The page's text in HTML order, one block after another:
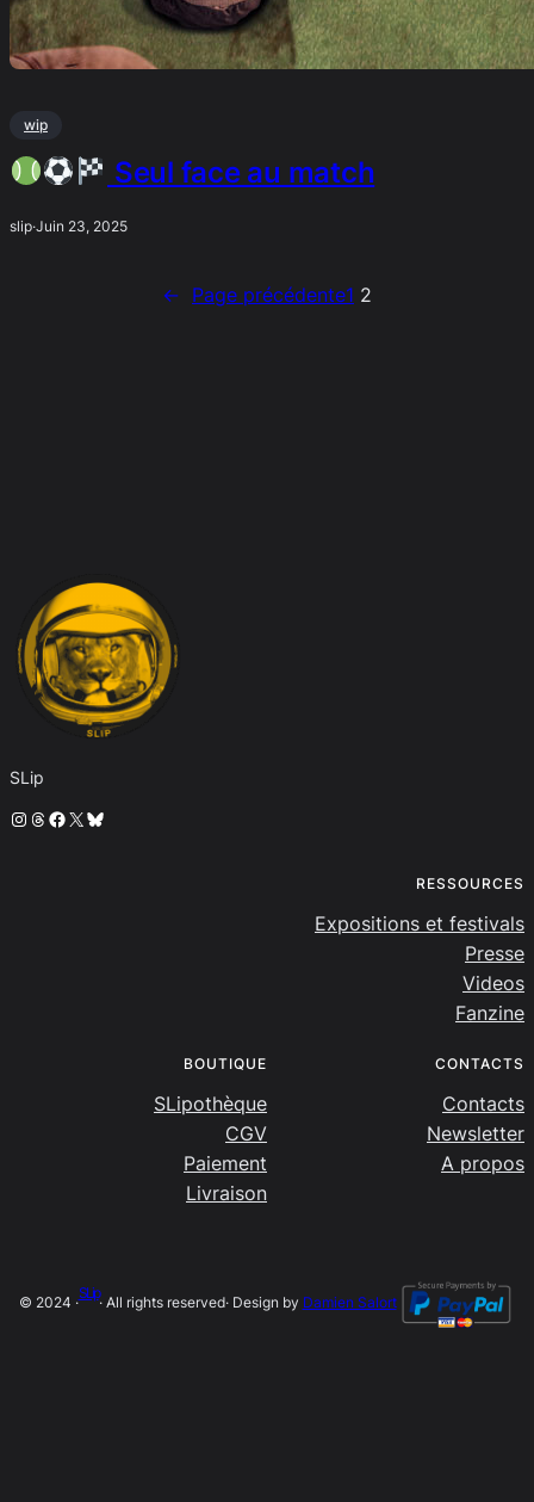
wip
Seul face au match
slip·Juin 23, 2025
← Page précédente1 2
SLip
Instagram
Threads
Facebook
X Bluesky
RESSOURCES
Expositions et festivals
Presse
Videos
Fanzine
BOUTIQUE
SLipothèque
CGV
Paiement
Livraison
CONTACTS
Contacts
Newsletter
A propos
© 2024 ·
SLip
· All rights reserved· Design by Damien Salort